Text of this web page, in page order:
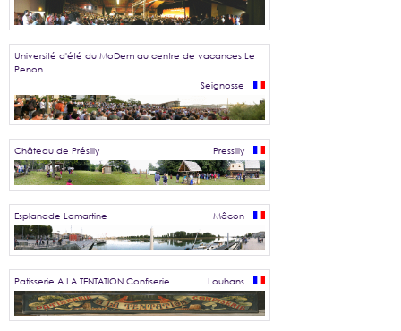
Université d'été du MoDem au centre de vacances Le
Penon
Seignosse
Château de Présilly Pressilly
Esplanade Lamartine Mâcon
Patisserie A LA TENTATION Confiserie Louhans